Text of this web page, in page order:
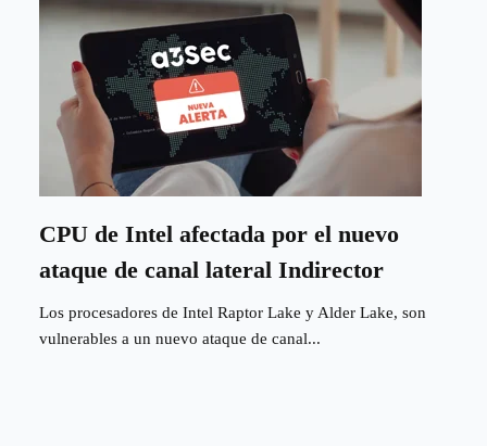
CPU de Intel afectada por el nuevo
ataque de canal lateral Indirector
Los procesadores de Intel Raptor Lake y Alder Lake, son
vulnerables a un nuevo ataque de canal...